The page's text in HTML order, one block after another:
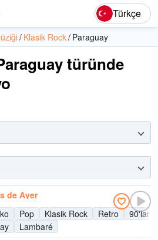
Türkçe
Klasik Rock Paraguay
türünde
de Ayer
Pop Klasik Rock Retro
90'lar
Lambaré